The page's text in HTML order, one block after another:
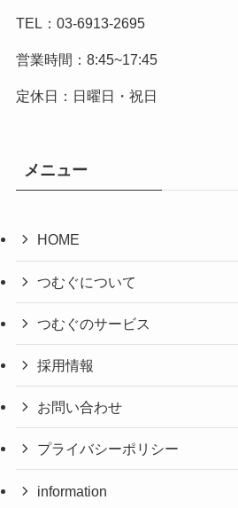
TEL：03-6913-2695
営業時間：8:45~17:45
定休日：日曜日・祝日
メニュー
HOME
つむぐについて
つむぐのサービス
採用情報
お問い合わせ
プライバシーポリシー
information